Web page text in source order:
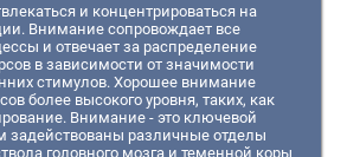
и концентрироваться на
Внимание сопровождает все
и отвечает за распределение
в зависимости от значимости
стимулов. Хорошее внимание
более высокого уровня, таких, как
Внимание - это ключевой
задействованы различные отделы
головного мозга и теменной коры